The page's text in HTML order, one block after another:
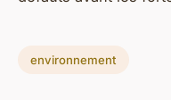
environnement